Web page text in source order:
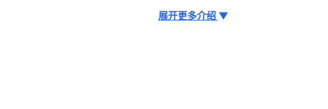
展开更多介绍 ▼